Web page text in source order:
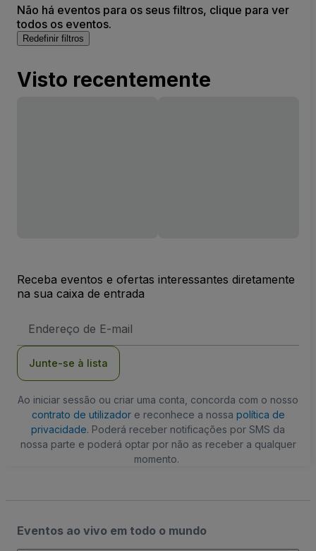
Não há eventos para os seus filtros, clique para ver
todos os eventos.
Redefinir filtros
Visto recentemente
Receba eventos e ofertas interessantes diretamente
na sua caixa de entrada
de
Junte-se à lista
Ao iniciar sessão ou criar uma conta, concorda com o nosso
contrato de utilizadore reconhece a nossa política de
privacidade. Poderá receber notificações por SMS da
nossa parte e poderá optar por não as receber a qualquer
momento.
Eventos ao vivo em todo o mundo